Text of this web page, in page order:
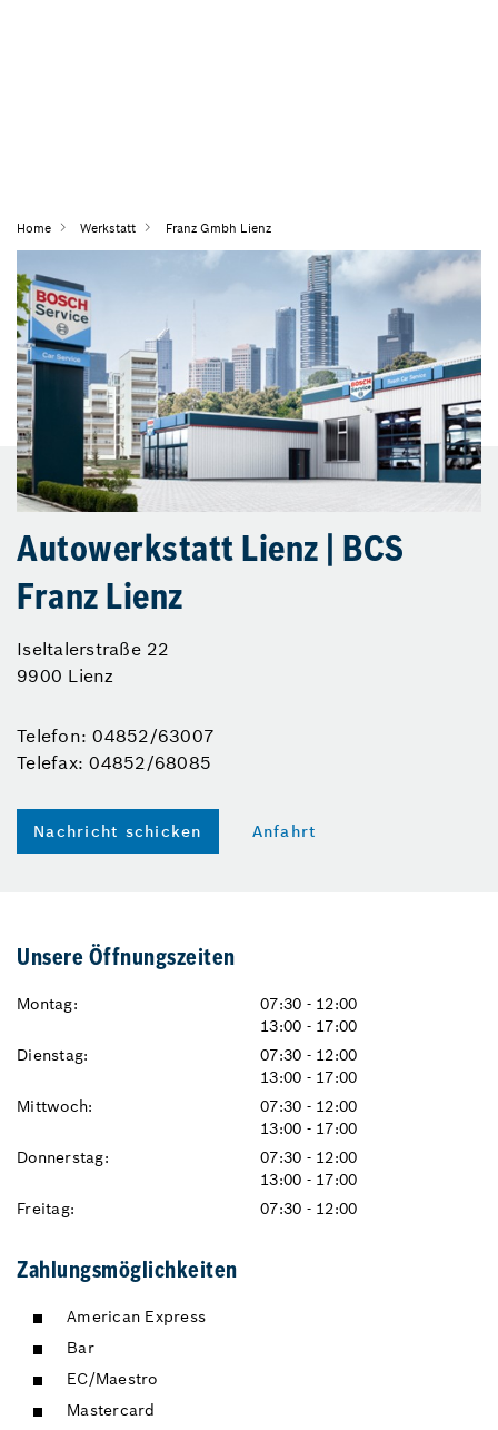
Home Werkstatt Franz Gmbh Lienz
Autowerkstatt Lienz | BCS
Franz Lienz
Iseltalerstraße 22
9900 Lienz
Telefon: 04852/63007
Telefax: 04852/68085
Nachricht schicken Anfahrt
Unsere Öffnungszeiten
Montag:
07:30 - 12:00
13:00 - 17:00
Dienstag:
07:30 - 12:00
13:00 - 17:00
Mittwoch:
07:30 - 12:00
13:00 - 17:00
Donnerstag:
07:30 - 12:00
13:00 - 17:00
Freitag:
07:30 - 12:00
Zahlungsmöglichkeiten
American Express
Bar
EC/Maestro
Mastercard